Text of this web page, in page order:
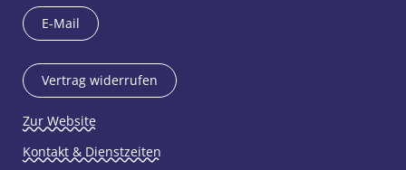
E-Mail
Vertrag widerrufen
Zur Website
Kontakt & Dienstzeiten